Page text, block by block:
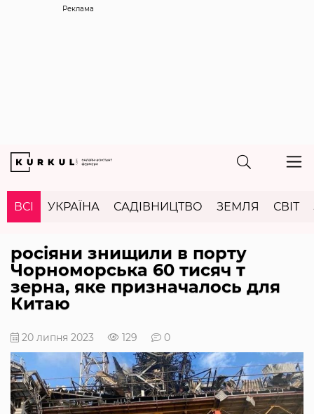
Реклама
ВСІ УКРАЇНА САДІВНИЦТВО ЗЕМЛЯ СВІТ
росіяни знищили в порту
Чорноморська 60 тисяч т
зерна, яке призначалось для
Китаю
20 липня 2023 129 0